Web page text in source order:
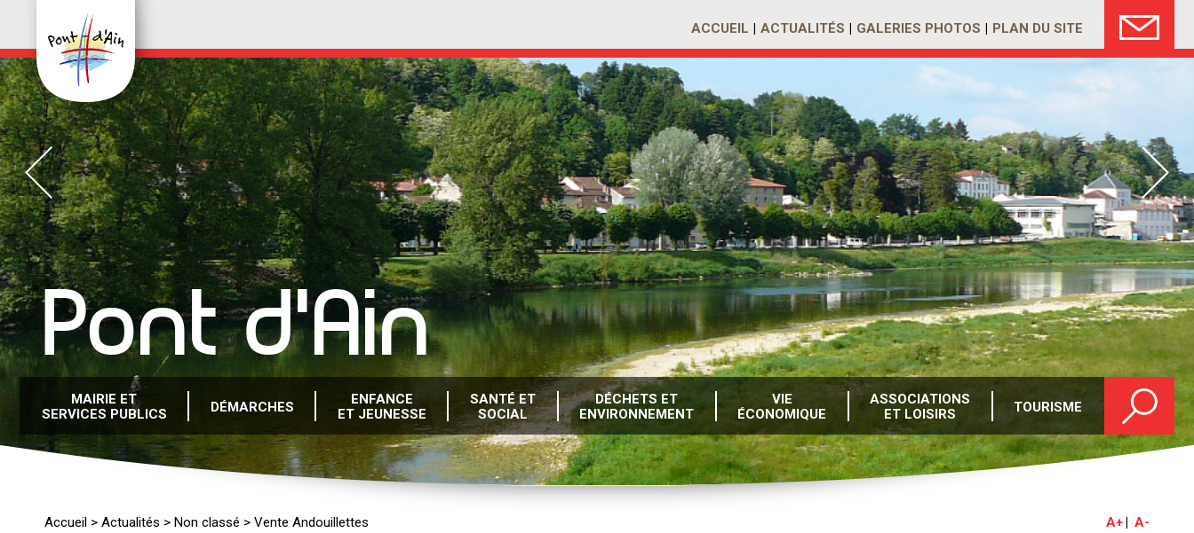
ACCUEIL ACTUALITÉS GALERIES PHOTOS PLAN DU SITE
Pont d'Ain
MAIRIE ET
SERVICES PUBLICS
DÉMARCHES
ENFANCE
ET JEUNESSE
SANTÉ ET
SOCIAL
DÉCHETS ET
ENVIRONNEMENT
VIE
ÉCONOMIQUE
ASSOCIATIONS
ET LOISIRS
TOURISME
Accueil > Actualités > Non classé > Vente Andouillettes A+ A-